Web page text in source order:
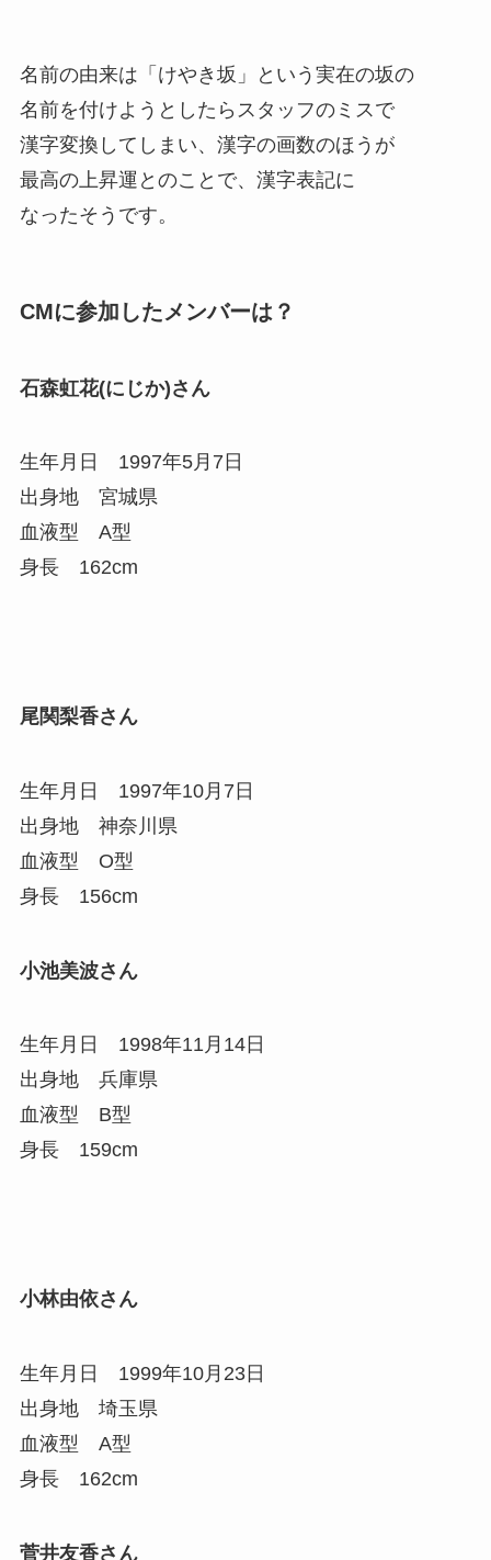
名前の由来は「けやき坂」という実在の坂の
名前を付けようとしたらスタッフのミスで
漢字変換してしまい、漢字の画数のほうが
最高の上昇運とのことで、漢字表記に
なったそうです。
CMに参加したメンバーは？
石森虹花(にじか)さん
生年月日 1997年5月7日
出身地 宮城県
血液型 A型
身長 162cm
尾関梨香さん
生年月日 1997年10月7日
出身地 神奈川県
血液型 O型
身長 156cm
小池美波さん
生年月日 1998年11月14日
出身地 兵庫県
血液型 B型
身長 159cm
小林由依さん
生年月日 1999年10月23日
出身地 埼玉県
血液型 A型
身長 162cm
菅井友香さん